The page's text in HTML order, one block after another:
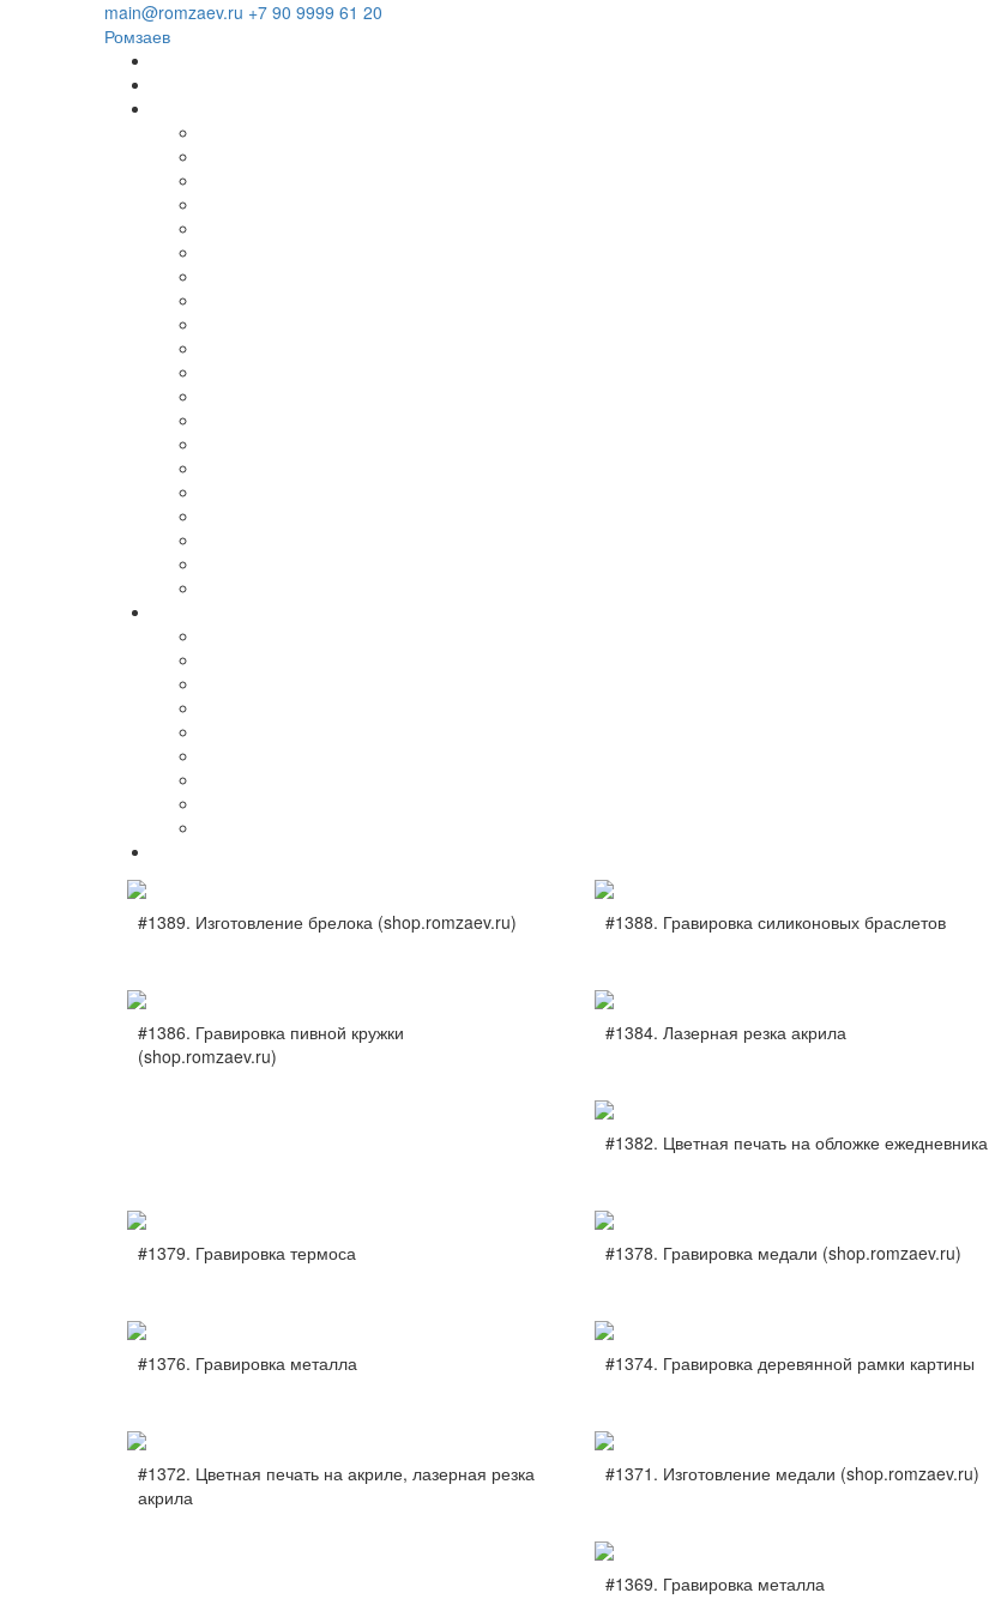
main@romzaev.ru +7 90 9999 61 20
Ромзаев
#1389. Изготовление брелока (shop.romzaev.ru) #1388. Гравировка силиконовых браслетов
#1386. Гравировка пивной кружки
(shop.romzaev.ru)
#1384. Лазерная резка акрила
#1382. Цветная печать на обложке ежедневника
#1379. Гравировка термоса #1378. Гравировка медали (shop.romzaev.ru)
#1376. Гравировка металла #1374. Гравировка деревянной рамки картины
#1372. Цветная печать на акриле, лазерная резка
акрила
#1371. Изготовление медали (shop.romzaev.ru)
#1369. Гравировка металла